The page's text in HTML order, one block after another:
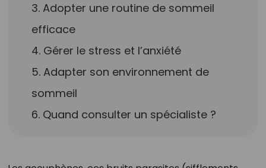
3. Adopter une routine de sommeil
efficace
4. Gérer le stress et l’anxiété
5. Adapter son environnement de
sommeil
6. Quand consulter un spécialiste ?